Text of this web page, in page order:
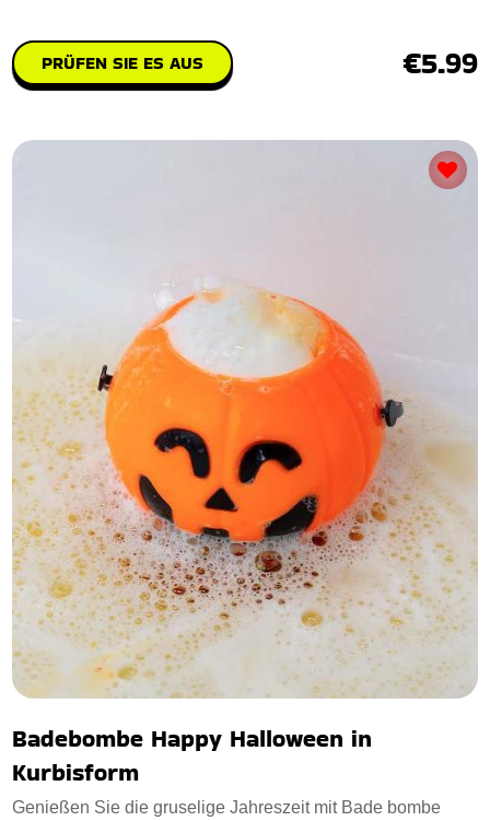
PRÜFEN SIE ES AUS €5.99
Badebombe Happy Halloween in
Kurbisform
Genießen Sie die gruselige Jahreszeit mit Bade bombe